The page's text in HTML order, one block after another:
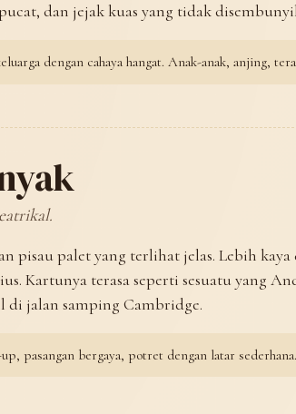
dan jejak kuas yang tidak
dengan cahaya hangat. Anak-anak, anjing,
pisau palet yang terlihat jelas. Lebih
Kartunya terasa seperti sesuatu yang
jalan samping Cambridge.
pasangan bergaya, potret dengan latar sederhana.